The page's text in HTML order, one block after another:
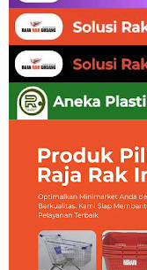
Produk Lain
Artikel Retail &